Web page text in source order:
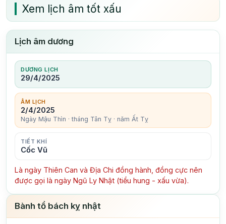
Xem lịch âm tốt xấu
Lịch âm dương
DƯƠNG LỊCH
29/4/2025
ÂM LỊCH
2/4/2025
Ngày Mậu Thìn · tháng Tân Tỵ · năm Ất Tỵ
TIẾT KHÍ
Cốc Vũ
Là ngày Thiên Can và Địa Chi đồng hành, đồng cực nên
được gọi là ngày Ngũ Ly Nhật (tiểu hung - xấu vừa).
Bành tổ bách kỵ nhật